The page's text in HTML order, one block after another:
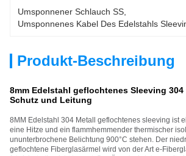
Umsponnener Schlauch SS
Umsponnenes Kabel Des Edelstahls
Produkt-Beschreibung
8mm Edelstahl geflochtenes Sleeving
Schutz und Leitung
8MM Edelstahl 304 Metall geflochtenes sleeving ist
eine Hitze und ein flammhemmender thermischer
ununterbrochene Belichtung 900°C stehen. Der
geflochtene Fiberglasärmel wird von der Art e-